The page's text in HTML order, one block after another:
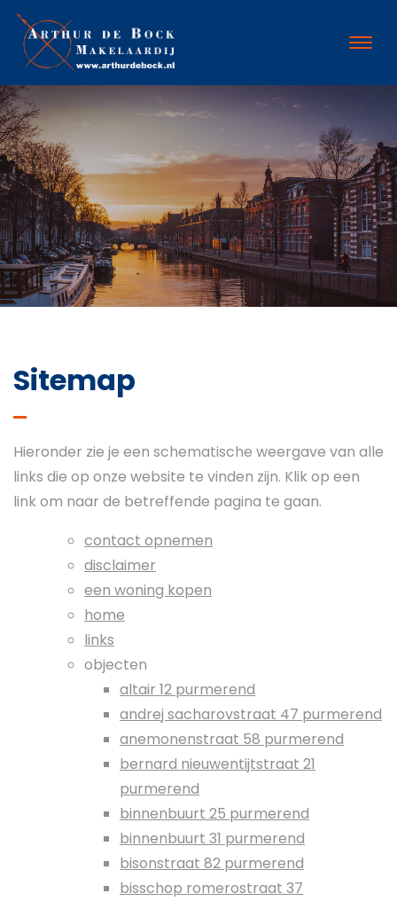
Sitemap
Hieronder zie je een schematische weergave van alle
links die op onze website te vinden zijn. Klik op een
link om naar de betreffende pagina te gaan.
contact opnemen
disclaimer
een woning kopen
home
links
objecten
altair 12 purmerend
andrej sacharovstraat 47 purmerend
anemonenstraat 58 purmerend
bernard nieuwentijtstraat 21
purmerend
binnenbuurt 25 purmerend
binnenbuurt 31 purmerend
bisonstraat 82 purmerend
bisschop romerostraat 37